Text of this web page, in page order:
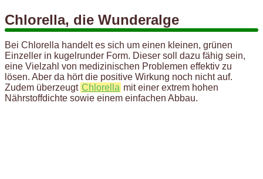
Chlorella, die Wunderalge
Bei Chlorella handelt es sich um einen kleinen, grünen
Einzeller in kugelrunder Form. Dieser soll dazu fähig sein,
eine Vielzahl von medizinischen Problemen effektiv zu
lösen. Aber da hört die positive Wirkung noch nicht auf.
Zudem überzeugt Chlorella mit einer extrem hohen
Nährstoffdichte sowie einem einfachen Abbau.